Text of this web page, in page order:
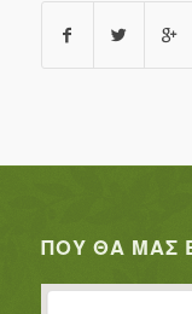
ΠΟΥ ΘΑ ΜΑΣ